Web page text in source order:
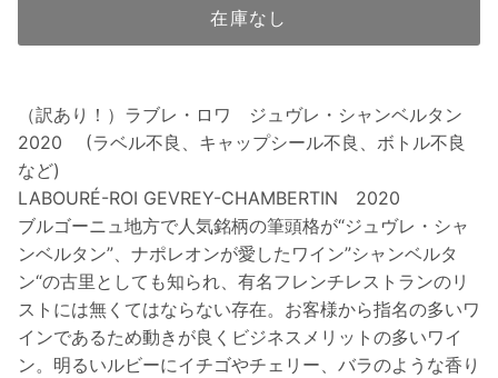
在庫なし
（訳あり！）ラブレ・ロワ ジュヴレ・シャンベルタン
2020 (ラベル不良、キャップシール不良、ボトル不良
など)
LABOURÉ-ROI GEVREY-CHAMBERTIN 2020
ブルゴーニュ地方で人気銘柄の筆頭格が“ジュヴレ・シャ
ンベルタン”、ナポレオンが愛したワイン”シャンベルタ
ン“の古里としても知られ、有名フレンチレストランのリ
ストには無くてはならない存在。お客様から指名の多いワ
インであるため動きが良くビジネスメリットの多いワイ
ン。明るいルビーにイチゴやチェリー、バラのような香り